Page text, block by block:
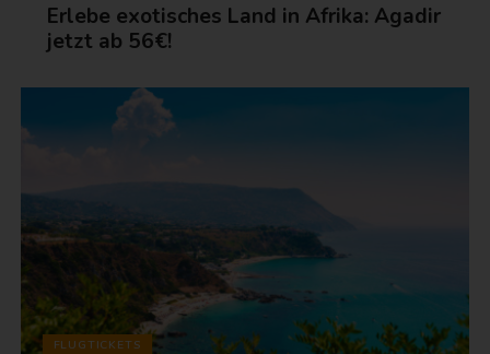
Erlebe exotisches Land in Afrika: Agadir
jetzt ab 56€!
FLUGTICKETS